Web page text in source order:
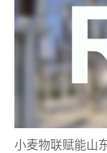
小麦物联赋能山